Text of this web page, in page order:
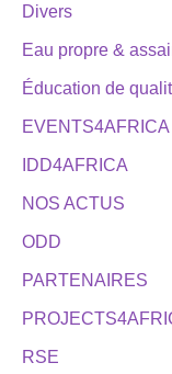
Divers
Eau propre &
Éducation de
EVENTS4AFRICA
IDD4AFRICA
NOS ACTUS
ODD
PARTENAIRES
RSE